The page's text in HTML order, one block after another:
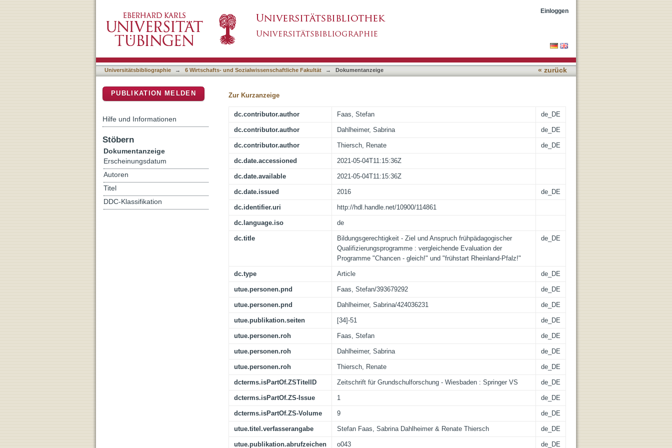
vergleichende Evaluation der Programme "Chancen - gleich!" und "frühstart Rheinland-Pfalz!"
Einloggen
Universitätsbibliographie → 6 Wirtschafts- und Sozialwissenschaftliche Fakultät → Dokumentanzeige « zurück
Zur Kurzanzeige
dc.contributor.author Faas, Stefan de_DE
dc.contributor.author Dahlheimer, Sabrina de_DE
dc.contributor.author Thiersch, Renate de_DE
dc.date.accessioned 2021-05-04T11:15:36Z
dc.date.available 2021-05-04T11:15:36Z
dc.date.issued 2016 de_DE
dc.identifier.uri http://hdl.handle.net/10900/114861
dc.language.iso de
dc.title
Bildungsgerechtigkeit - Ziel und Anspruch frühpädagogischer
Qualifizierungsprogramme : vergleichende Evaluation der
Programme "Chancen - gleich!" und "frühstart Rheinland-Pfalz!"
de_DE
dc.type Article de_DE
utue.personen.pnd Faas, Stefan/393679292 de_DE
utue.personen.pnd Dahlheimer, Sabrina/424036231 de_DE
utue.publikation.seiten [34]-51 de_DE
utue.personen.roh Faas, Stefan de_DE
utue.personen.roh Dahlheimer, Sabrina de_DE
utue.personen.roh Thiersch, Renate de_DE
dcterms.isPartOf.ZSTitelID Zeitschrift für Grundschulforschung - Wiesbaden : Springer VS de_DE
dcterms.isPartOf.ZS-Issue 1 de_DE
dcterms.isPartOf.ZS-Volume 9 de_DE
utue.titel.verfasserangabe Stefan Faas, Sabrina Dahlheimer & Renate Thiersch de_DE
utue.publikation.abrufzeichen o043 de_DE
PUBLIKATION MELDEN
Hilfe und Informationen
Stöbern
Dokumentanzeige
Erscheinungsdatum
Autoren
Titel
DDC-Klassifikation